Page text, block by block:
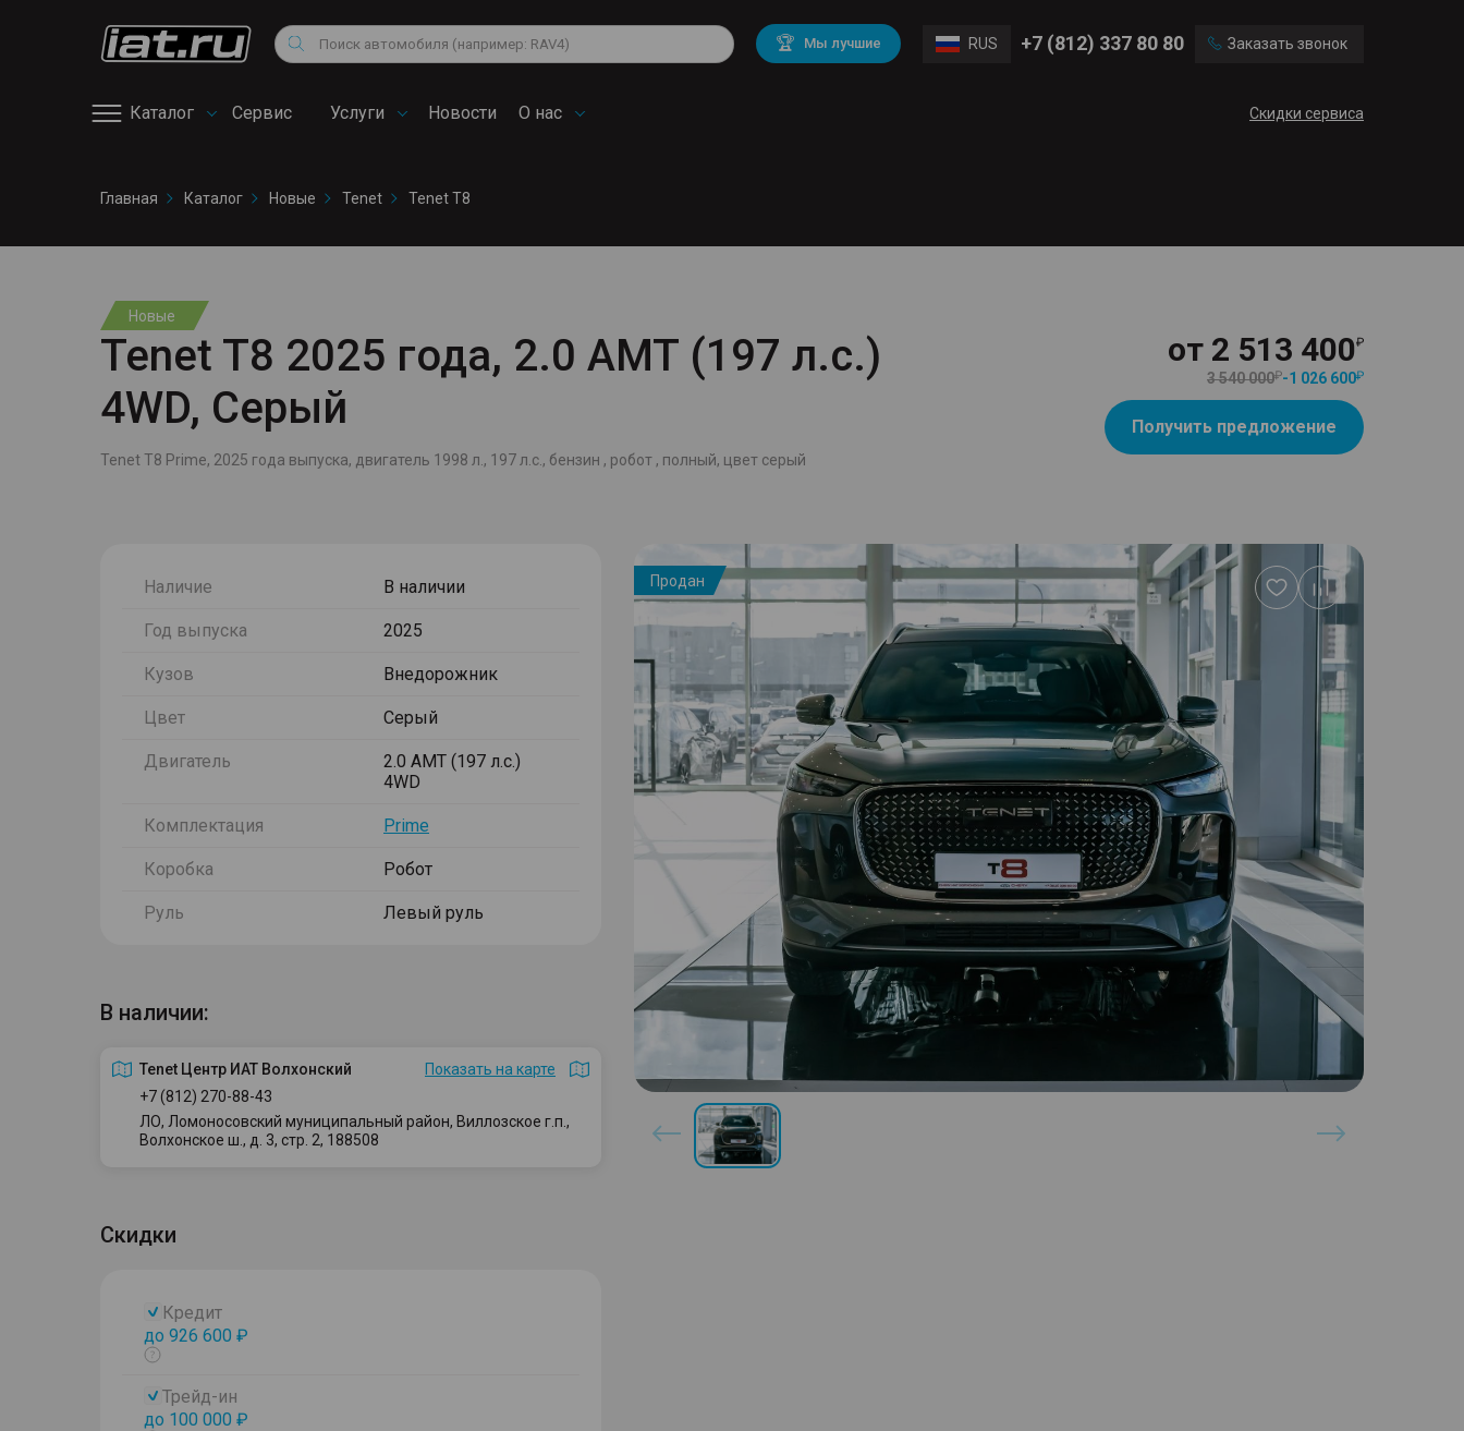
Поиск 🏆 Мы лучшие RUS +7 (812) 337 80 80 Заказать звонок
Каталог Сервис
сервис
Услуги Новости О нас Скидки сервиса
Снегоходы
Квадроциклы
Volkswagen
Mitsubishi BMW
Audi
Mercedes Benz Volvo
Главная Каталог Новые Tenet Tenet T8
Новые
Tenet T8 2025 года, 2.0 AMT (197 л.с.)
4WD, Серый
Tenet T8 Prime, 2025 года выпуска, двигатель 1998 л., 197 л.с., бензин , робот , полный, цвет серый
от 2 513 400
3 540 000 -1 026 600
Получить предложение
Наличие В наличии
Год выпуска 2025
Кузов Внедорожник
Цвет Серый
Двигатель
2.0 AMT (197 л.с.)
4WD
Комплектация Prime
Коробка Робот
Руль Левый руль
В наличии:
Tenet Центр ИАТ Волхонский
Показать на карте
+7 (812) 270-88-43
ЛО, Ломоносовский муниципальный район, Виллозское г.п.,
Волхонское ш., д. 3, стр. 2, 188508
Скидки
Кредит
до 926 600 ₽
Показать
Трейд-ин
до 100 000 ₽
Продан
Добавить
в
избранное